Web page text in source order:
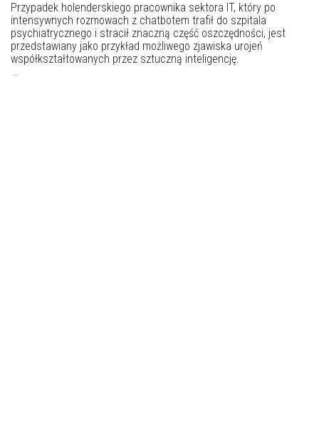
Przypadek holenderskiego pracownika sektora IT, który po
intensywnych rozmowach z chatbotem trafił do szpitala
psychiatrycznego i stracił znaczną część oszczędności, jest
przedstawiany jako przykład możliwego zjawiska urojeń
współkształtowanych przez sztuczną inteligencję.